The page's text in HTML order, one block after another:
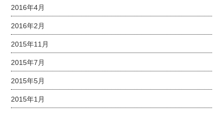
2016年4月
2016年2月
2015年11月
2015年7月
2015年5月
2015年1月